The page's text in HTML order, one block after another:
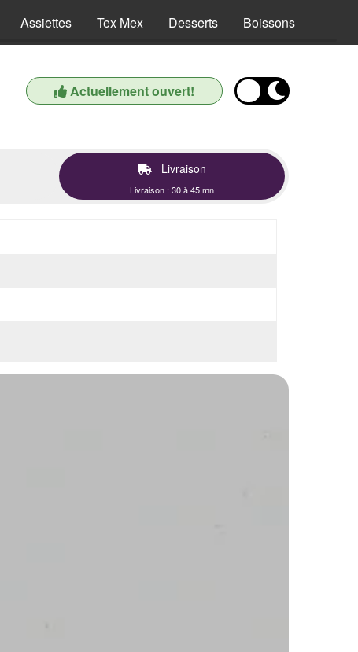
Assiettes Tex Mex Desserts Boissons
Actuellement ouvert!
Livraison
Livraison : 30 à 45 mn